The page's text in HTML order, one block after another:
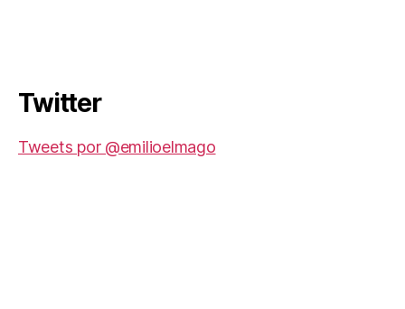
Twitter
Tweets por @emilioelmago